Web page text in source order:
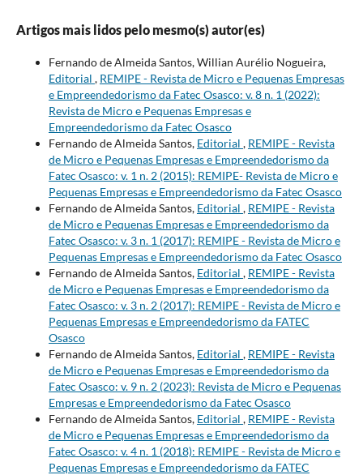
Artigos mais lidos pelo mesmo(s) autor(es)
Fernando de Almeida Santos, Willian Aurélio Nogueira,
Editorial , REMIPE - Revista de Micro e Pequenas Empresas
e Empreendedorismo da Fatec Osasco: v. 8 n. 1 (2022):
Revista de Micro e Pequenas Empresas e
Empreendedorismo da Fatec Osasco
Fernando de Almeida Santos, Editorial , REMIPE - Revista
de Micro e Pequenas Empresas e Empreendedorismo da
Fatec Osasco: v. 1 n. 2 (2015): REMIPE- Revista de Micro e
Pequenas Empresas e Empreendedorismo da Fatec Osasco
Fernando de Almeida Santos, Editorial , REMIPE - Revista
de Micro e Pequenas Empresas e Empreendedorismo da
Fatec Osasco: v. 3 n. 1 (2017): REMIPE - Revista de Micro e
Pequenas Empresas e Empreendedorismo da Fatec Osasco
Fernando de Almeida Santos, Editorial , REMIPE - Revista
de Micro e Pequenas Empresas e Empreendedorismo da
Fatec Osasco: v. 3 n. 2 (2017): REMIPE - Revista de Micro e
Pequenas Empresas e Empreendedorismo da FATEC
Osasco
Fernando de Almeida Santos, Editorial , REMIPE - Revista
de Micro e Pequenas Empresas e Empreendedorismo da
Fatec Osasco: v. 9 n. 2 (2023): Revista de Micro e Pequenas
Empresas e Empreendedorismo da Fatec Osasco
Fernando de Almeida Santos, Editorial , REMIPE - Revista
de Micro e Pequenas Empresas e Empreendedorismo da
Fatec Osasco: v. 4 n. 1 (2018): REMIPE - Revista de Micro e
Pequenas Empresas e Empreendedorismo da FATEC